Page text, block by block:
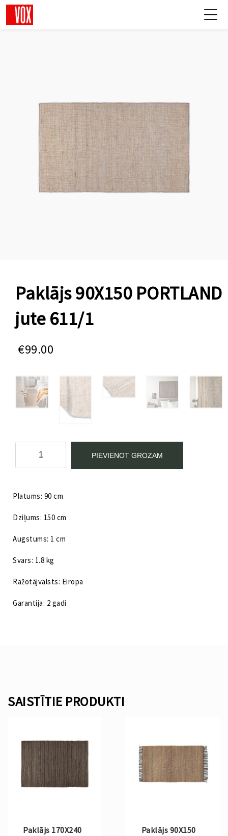
Paklājs 90X150 PORTLAND
jute 611/1
€99.00
PORTLAND
611/1
PIEVIENOT GROZAM
Platums: 90 cm
Dziļums: 150 cm
Augstums: 1 cm
Svars: 1.8 kg
Ražotājvalsts: Eiropa
Garantija: 2 gadi
SAISTĪTIE PRODUKTI
Paklājs 170X240
Paklājs 90X150